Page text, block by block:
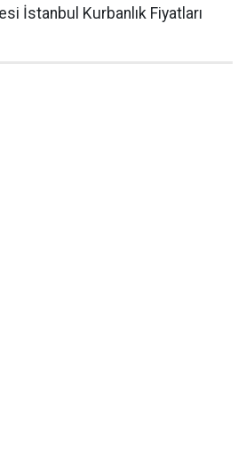
İstanbul Kurbanlık Fiyatları